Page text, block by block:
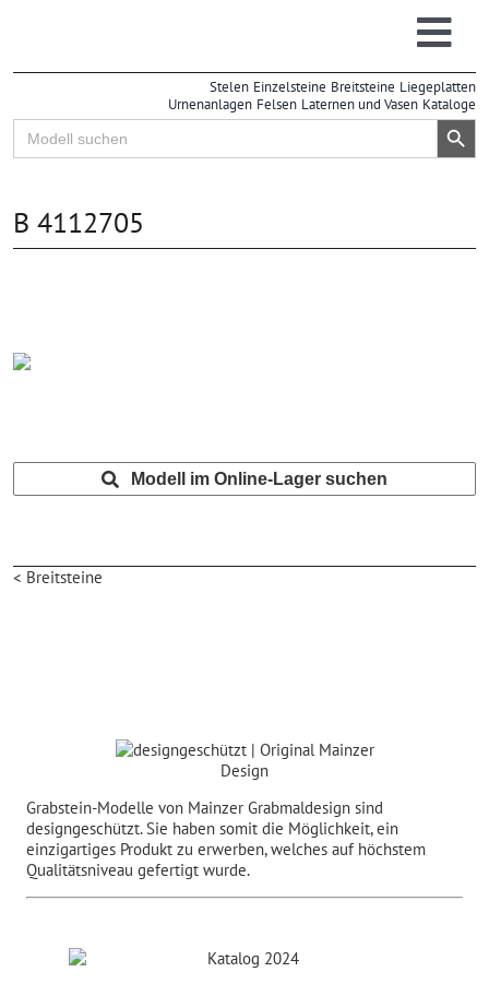
Stelen Einzelsteine Breitsteine Liegeplatten
Urnenanlagen Felsen Laternen und Vasen Kataloge
Search
for:
Search Button
B 4112705
Modell im Online-Lager suchen
< Breitsteine
Grabstein-Modelle von Mainzer Grabmaldesign sind
designgeschützt. Sie haben somit die Möglichkeit, ein
einzigartiges Produkt zu erwerben, welches auf höchstem
Qualitätsniveau gefertigt wurde.